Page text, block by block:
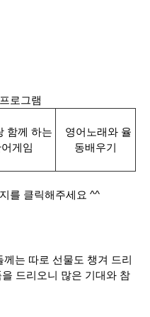
로그램
함께 하는
게임
영어노래와 율
동배우기
를 클릭해주세요 ^^
는 따로 선물도 챙겨 드리
드리오니 많은 기대와 참